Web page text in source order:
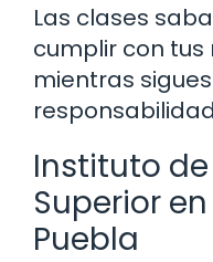
Las clases
cumplir con
mientras
Instituto
Superior
Puebla